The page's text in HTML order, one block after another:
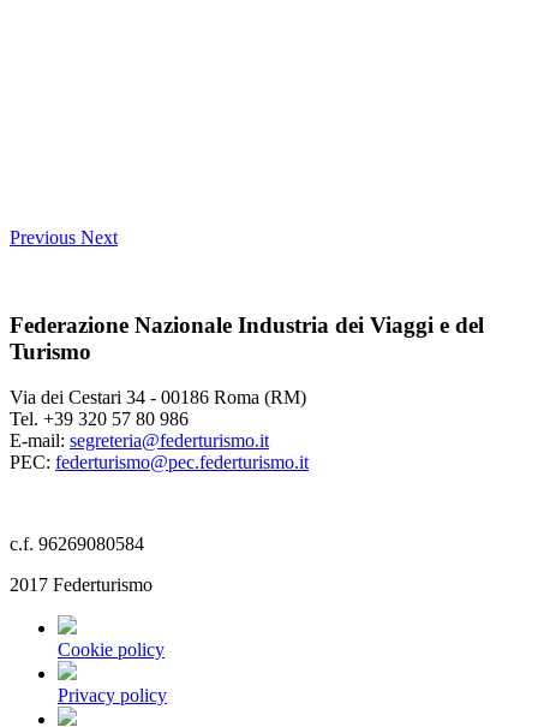
Previous Next
Federazione Nazionale Industria dei Viaggi e del
Turismo
Via dei Cestari 34 - 00186 Roma (RM)
Tel. +39 320 57 80 986
E-mail: segreteria@federturismo.it
PEC: federturismo@pec.federturismo.it
c.f. 96269080584
2017 Federturismo
Cookie policy
Privacy policy